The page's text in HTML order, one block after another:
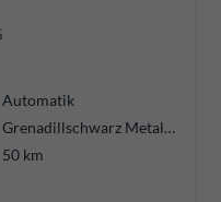
Automatik
Grenadillschwarz Metallic
50 km